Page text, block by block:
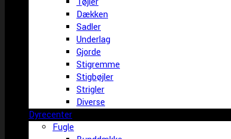
Dækken
Sadler
Underlag
Gjorde
Stigremme
Stigbøjler
Strigler
Diverse
Dyrecenter
Fugle